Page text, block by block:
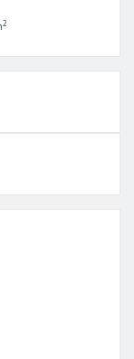
2